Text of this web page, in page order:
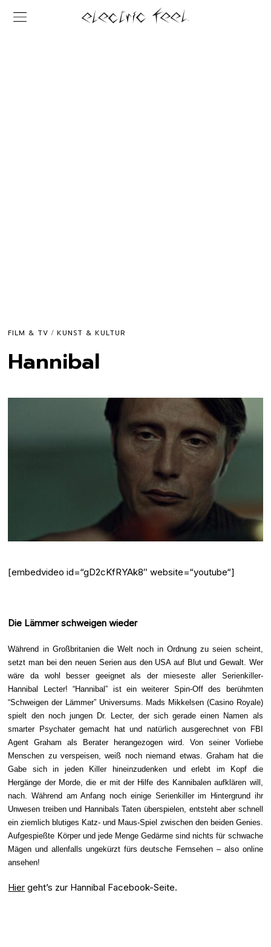
FILM & TV / KUNST & KULTUR
Hannibal
[embedvideo id=“gD2cKfRYAk8″ website=“youtube“]
Die Lämmer schweigen wieder
Während in Großbritanien die Welt noch in Ordnung zu seien scheint,
setzt man bei den neuen Serien aus den USA auf Blut und Gewalt. Wer
wäre da wohl besser geeignet als der mieseste aller Serienkiller-
Hannibal Lecter!“Hannibal” ist ein weiterer Spin-Off des berühmten
“Schweigen der Lämmer” Universums. Mads Mikkelsen (Casino Royale)
spielt den noch jungen Dr. Lecter, der sich gerade einen Namen als
smarter Psychater gemacht hat und natürlich ausgerechnet von FBI
Agent Graham als Berater herangezogen wird. Von seiner Vorliebe
Menschen zu verspeisen, weiß noch niemand etwas. Graham hat die
Gabe sich in jeden Killer hineinzudenken und erlebt im Kopf die
Hergänge der Morde, die er mit der Hilfe des Kannibalen aufklären will,
nach. Während am Anfang noch einige Serienkiller im Hintergrund ihr
Unwesen treiben und Hannibals Taten überspielen, entsteht aber schnell
ein ziemlich blutiges Katz- und Maus-Spiel zwischen den beiden Genies.
Aufgespießte Körper und jede Menge Gedärme sind nichts für schwache
Mägen und allenfalls ungekürzt fürs deutsche Fernsehen – also online
ansehen!
Hier geht’s zur Hannibal Facebook-Seite.